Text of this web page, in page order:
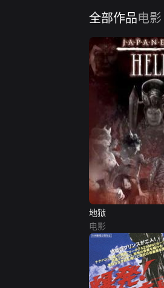
全部作品电影
地狱
电影